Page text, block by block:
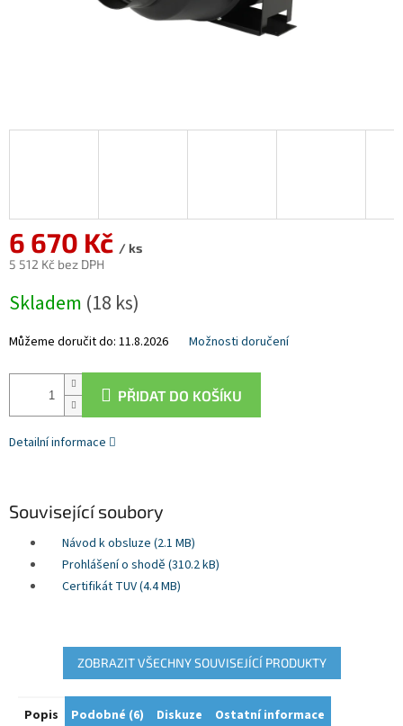
6 670 Kč / ks
5 512 Kč bez DPH
cena:
Skladem (18 ks)
Můžeme doručit do: 11.8.2026 Možnosti doručení
PŘIDAT DO KOŠÍKU
Detailní informace
Související soubory
Návod k obsluze (2.1 MB)
Prohlášení o shodě (310.2 kB)
Certifikát TUV (4.4 MB)
ZOBRAZIT VŠECHNY SOUVISEJÍCÍ PRODUKTY
Popis Podobné (6) Diskuze Ostatní informace